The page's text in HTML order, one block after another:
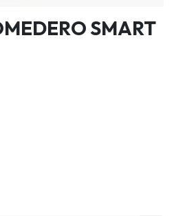
SMART